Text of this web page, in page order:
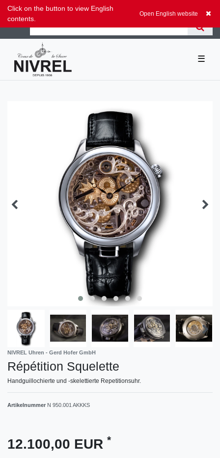
Click on the button to view English
contents.
Open English website
Zum Blog
☰
NIVREL Uhren - Gerd Hofer GmbH
Répétition Squelette
Handguillochierte und -skelettierte Repetitionsuhr.
Artikelnummer N 950.001 AKKKS
12.100,00 EUR *